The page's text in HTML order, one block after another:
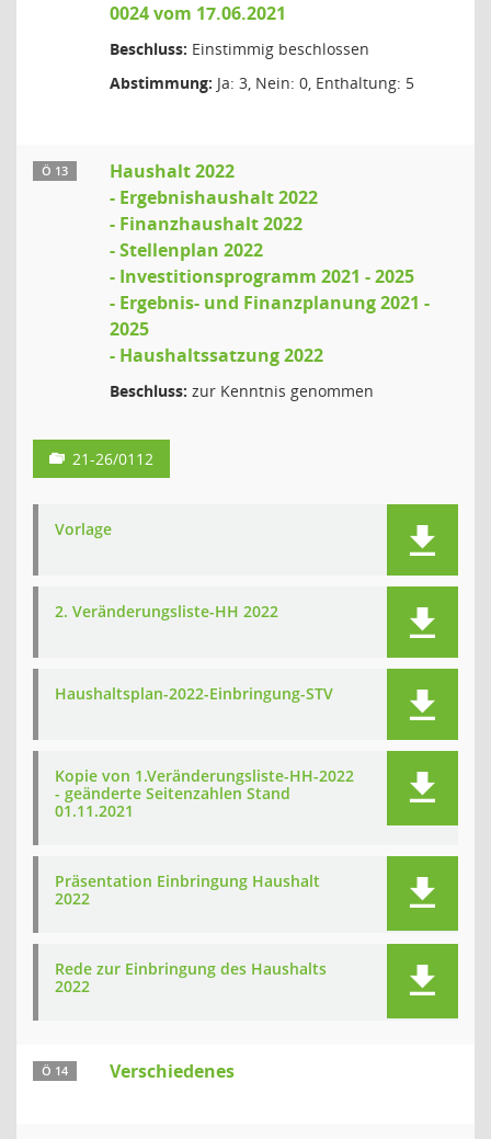
0024 vom 17.06.2021
Beschluss: Einstimmig beschlossen
Abstimmung: Ja: 3, Nein: 0, Enthaltung: 5
Ö 13
Haushalt 2022
- Ergebnishaushalt 2022
- Finanzhaushalt 2022
- Stellenplan 2022
- Investitionsprogramm 2021 - 2025
- Ergebnis- und Finanzplanung 2021 -
2025
- Haushaltssatzung 2022
Beschluss: zur Kenntnis genommen
21-26/0112
Vorlage
2. Veränderungsliste-HH 2022
Haushaltsplan-2022-Einbringung-STV
Kopie von 1.Veränderungsliste-HH-2022
- geänderte Seitenzahlen Stand
01.11.2021
Präsentation Einbringung Haushalt
2022
Rede zur Einbringung des Haushalts
2022
Ö 14 Verschiedenes